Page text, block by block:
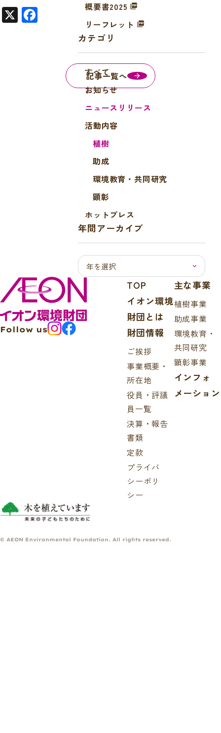
X
記事一覧へ
概要書2025
リーフレット
カテゴリ
すべて
お知らせ
ニュースリリース
活動内容
植樹
助成
環境教育・共同研究
顕彰
ホットプレス
年間アーカイブ
Follow us
TOP
イオン環境
財団とは
財団情報
ご挨拶
事業概要・
所在地
役員・評議
員一覧
決算・報告
書類
定款
プライバ
シーポリ
シー
主な事業
植樹事業
助成事業
環境教育・
共同研究
顕彰事業
インフォ
メーション
© AEON Environmental Foundation. All rights reserved.